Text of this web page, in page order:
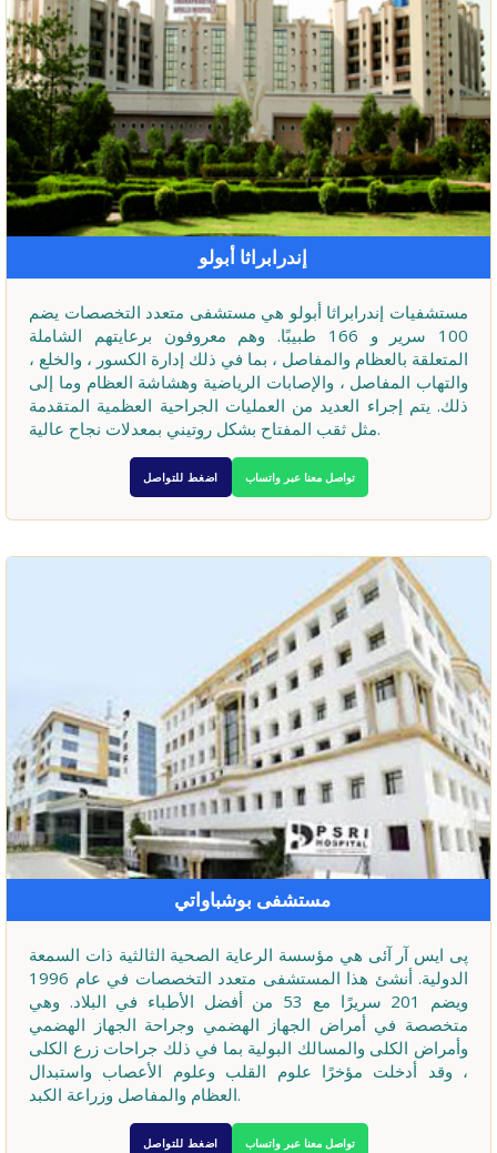
إندرابراثا أبولو
مستشفيات إندرابراثا أبولو هي مستشفى متعدد التخصصات يضم
100 سرير و 166 طبيبًا. وهم معروفون برعايتهم الشاملة
المتعلقة بالعظام والمفاصل ، بما في ذلك إدارة الكسور ، والخلع ،
والتهاب المفاصل ، والإصابات الرياضية وهشاشة العظام وما إلى
ذلك. يتم إجراء العديد من العمليات الجراحية العظمية المتقدمة
مثل ثقب المفتاح بشكل روتيني بمعدلات نجاح عالية.
اضغط للتواصل تواصل معنا عبر واتساب
مستشفى بوشباواتي
پی ایس آر آئی هي مؤسسة الرعاية الصحية الثالثية ذات السمعة
الدولية. أنشئ هذا المستشفى متعدد التخصصات في عام 1996
ويضم 201 سريرًا مع 53 من أفضل الأطباء في البلاد. وهي
متخصصة في أمراض الجهاز الهضمي وجراحة الجهاز الهضمي
وأمراض الكلى والمسالك البولية بما في ذلك جراحات زرع الكلى
، وقد أدخلت مؤخرًا علوم القلب وعلوم الأعصاب واستبدال
العظام والمفاصل وزراعة الكبد.
اضغط للتواصل تواصل معنا عبر واتساب